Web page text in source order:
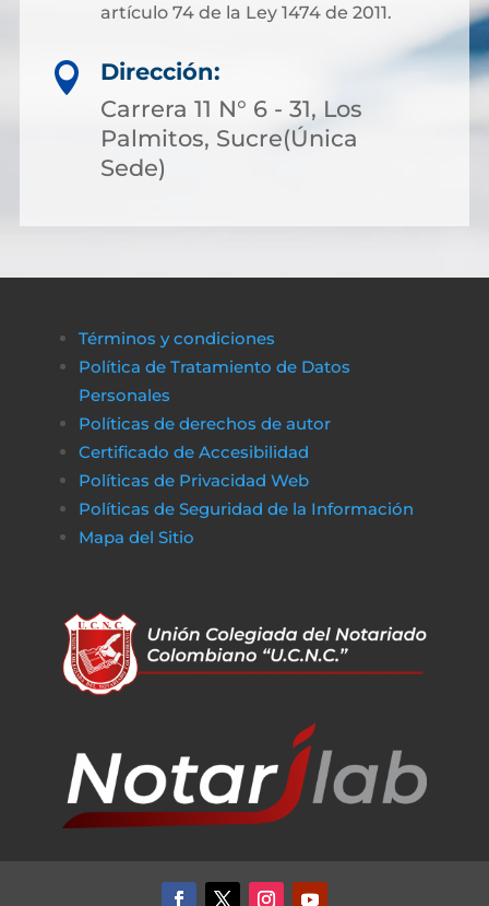
artículo 74 de la Ley 1474 de 2011.

Dirección:
Carrera 11 N° 6 - 31, Los
Palmitos, Sucre(Única
Sede)
Términos y condiciones
Política de Tratamiento de Datos
Personales
Políticas de derechos de autor
Certificado de Accesibilidad
Políticas de Privacidad Web
Políticas de Seguridad de la Información
Mapa del Sitio